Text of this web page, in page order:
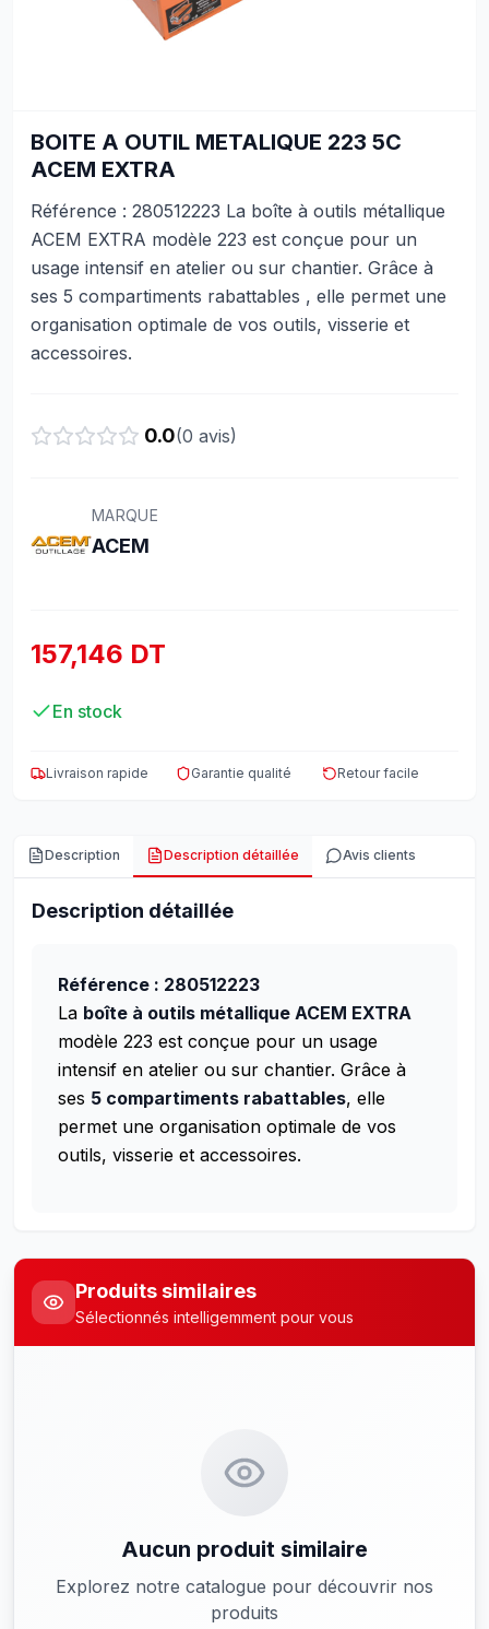
BOITE A OUTIL METALIQUE 223 5C
ACEM EXTRA
Référence : 280512223 La boîte à outils métallique
ACEM EXTRA modèle 223 est conçue pour un
usage intensif en atelier ou sur chantier. Grâce à
ses 5 compartiments rabattables , elle permet une
organisation optimale de vos outils, visserie et
accessoires.
0.0(0 avis)
MARQUE
ACEM
157,146 DT
En stock
Livraison rapide Garantie qualité Retour facile
Description Description détaillée Avis clients
Description détaillée
Référence : 280512223
La boîte à outils métallique ACEM EXTRA
modèle 223 est conçue pour un usage
intensif en atelier ou sur chantier. Grâce à
ses 5 compartiments rabattables, elle
permet une organisation optimale de vos
outils, visserie et accessoires.
Produits similaires
Sélectionnés intelligemment pour vous
Aucun produit similaire
Explorez notre catalogue pour découvrir nos
produits